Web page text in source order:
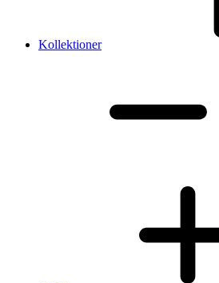
Kollektioner